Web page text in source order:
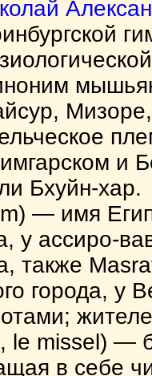
Бхуйн-хар.
— имя
у ассиро-
также
города,
le missel) —
в себе